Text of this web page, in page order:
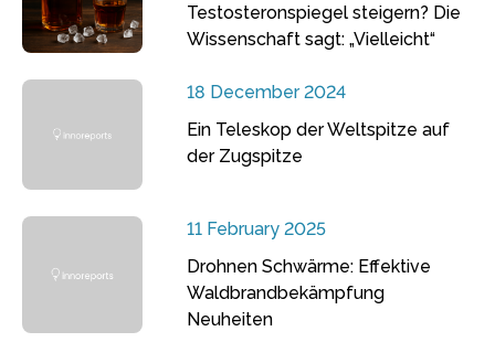
Testosteronspiegel steigern? Die
Wissenschaft sagt: „Vielleicht“
18 December 2024
Ein Teleskop der Weltspitze auf
der Zugspitze
11 February 2025
Drohnen Schwärme: Effektive
Waldbrandbekämpfung
Neuheiten